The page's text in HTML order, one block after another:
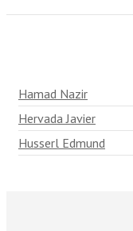
Hamad Nazir
Hervada Javier
Husserl Edmund